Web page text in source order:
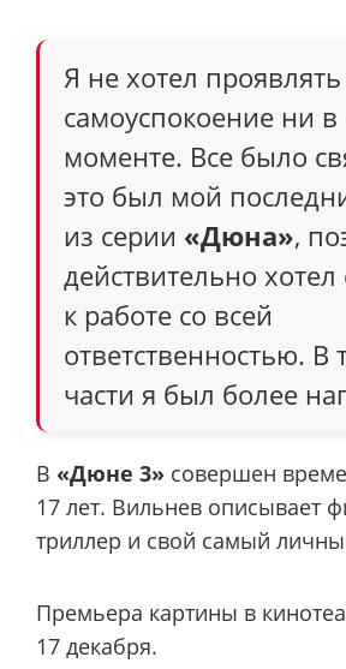
Я не хотел проявлять
самоуспокоение ни
моменте. Все было
это был мой
из серии «Дюна»,
действительно хотел
к работе со всей
ответственностью. В
части я был более
В «Дюне 3» совершен
17 лет. Вильнев описывает
триллер и свой самый
Премьера картины в
17 декабря.